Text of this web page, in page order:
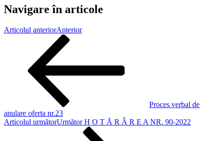
Navigare în articole
Articolul anteriorAnterior
Proces verbal de
anulare oferta nr.23
Articolul următorUrmător H O T Ă R Â R E A NR. 90-2022